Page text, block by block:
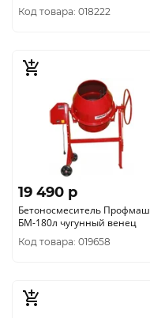
Код товара: 018222
19 490 p
Бетоносмеситель Профмаш
БМ-180л чугунный венец
Код товара: 019658